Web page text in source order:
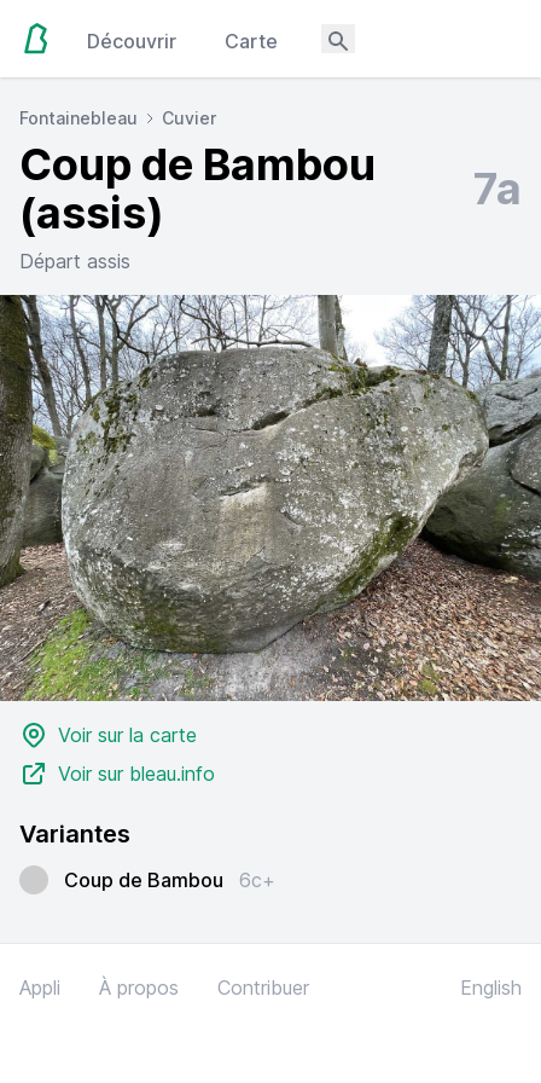
Découvrir Carte
Fontainebleau Cuvier
Coup de Bambou
(assis)
7a
Départ assis
Voir sur la carte
Voir sur bleau.info
Variantes
Coup de Bambou 6c+
Appli À propos Contribuer English